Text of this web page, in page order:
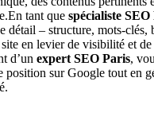
tant que spécialiste SEO
détail – structure, mots-clés,
en levier de visibilité et
d’un expert SEO Paris,
position sur Google tout en